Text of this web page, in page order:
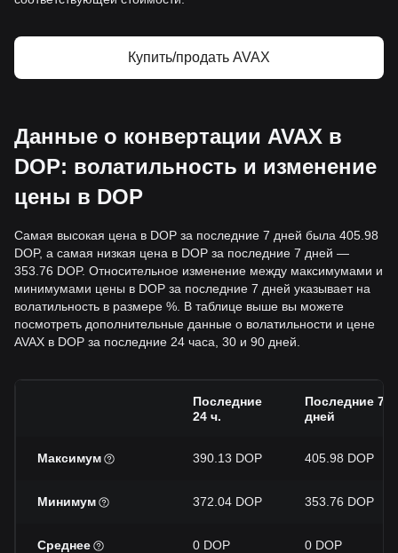
Купить/продать AVAX
Данные о конвертации AVAX в
DOP: волатильность и изменение
цены в DOP
Самая высокая цена в DOP за последние 7 дней была 405.98
DOP, а самая низкая цена в DOP за последние 7 дней —
353.76 DOP. Относительное изменение между максимумами и
минимумами цены в DOP за последние 7 дней указывает на
волатильность в размере %. В таблице выше вы можете
посмотреть дополнительные данные о волатильности и цене
AVAX в DOP за последние 24 часа, 30 и 90 дней.
Последние
24 ч.
Последние 7
дней
Максимум 390.13 DOP 405.98 DOP
Минимум 372.04 DOP 353.76 DOP
Среднее 0 DOP 0 DOP